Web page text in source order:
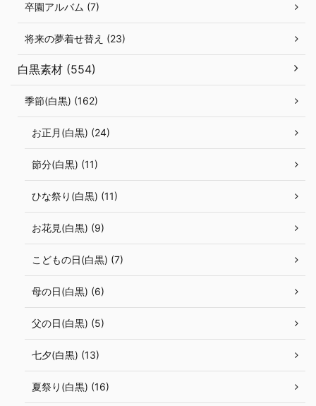
卒園アルバム (7)
将来の夢着せ替え (23)
白黒素材 (554)
季節(白黒) (162)
お正月(白黒) (24)
節分(白黒) (11)
ひな祭り(白黒) (11)
お花見(白黒) (9)
こどもの日(白黒) (7)
母の日(白黒) (6)
父の日(白黒) (5)
七夕(白黒) (13)
夏祭り(白黒) (16)